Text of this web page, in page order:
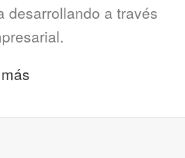
desarrollando a través